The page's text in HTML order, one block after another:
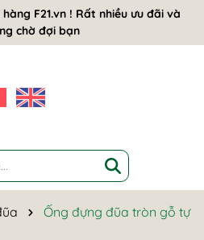
F21.vn ! Rất nhiều ưu đãi và
chờ đợi bạn
Ống đựng đũa tròn gỗ tự